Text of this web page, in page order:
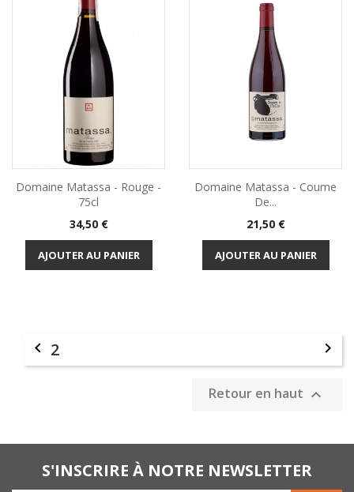
Domaine Matassa - Rouge -
75cl
Prix
34,50 €
AJOUTER AU PANIER
Domaine Matassa - Coume
De...
Prix
21,50 €
AJOUTER AU PANIER
 2 
Retour en haut 
S'INSCRIRE À NOTRE NEWSLETTER